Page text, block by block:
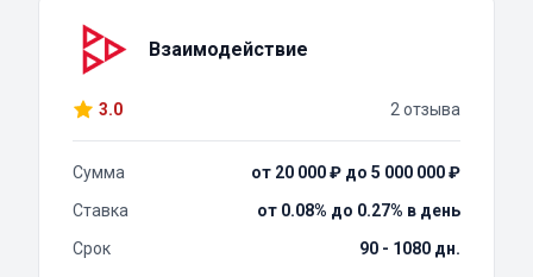
Взаимодействие
3.0 2 отзыва
Сумма
от 20 000 ₽ до 5 000 000 ₽
Ставка
от 0.08% до 0.27% в день
Срок
90 - 1080 дн.